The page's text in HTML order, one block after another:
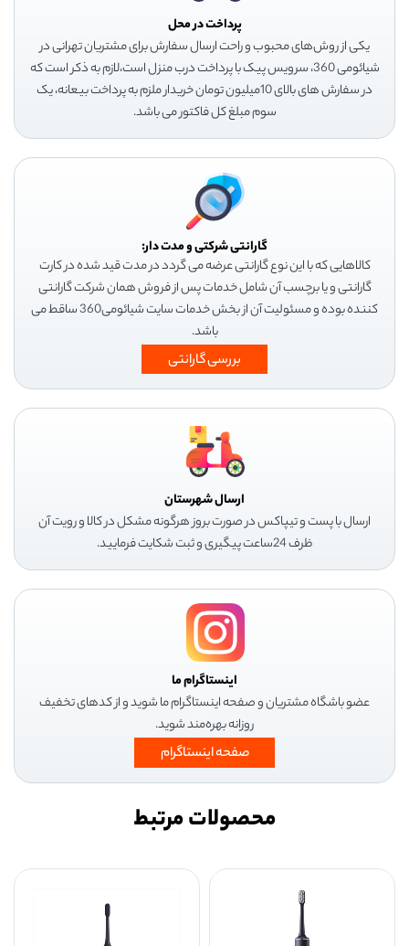
پرداخت در محل
یکی از روش‌های محبوب و راحت ارسال سفارش برای مشتریان تهرانی در
شیائومی 360، سرویس پیک با پرداخت درب منزل است،لازم به ذکر است که
در سفارش های بالای 10میلیون تومان خریدار ملزم به پرداخت بیعانه، یک
سوم مبلغ کل فاکتور می باشد.
گارانتی شرکتی و مدت دار:
کالاهایی که با این نوع گارانتی عرضه می گردد در مدت قید شده در کارت
گارانتی و یا برچسب آن شامل خدمات پس از فروش همان شرکت گارانتی
کننده بوده و مسئولیت آن از بخش خدمات سایت شیائومی360 ساقط می
باشد.
بررسی گارانتی
ارسال شهرستان
ارسال با پست و تیپاکس در صورت بروز هرگونه مشکل در کالا و رویت آن
ظرف 24ساعت پیگیری و ثبت شکایت فرمایید.
اینستاگرام ما
عضو باشگاه مشتریان و صفحه اینستاگرام ما شوید و از کدهای تخفیف
روزانه بهره‌مند شوید.
صفحه اینستاگرام
محصولات مرتبط